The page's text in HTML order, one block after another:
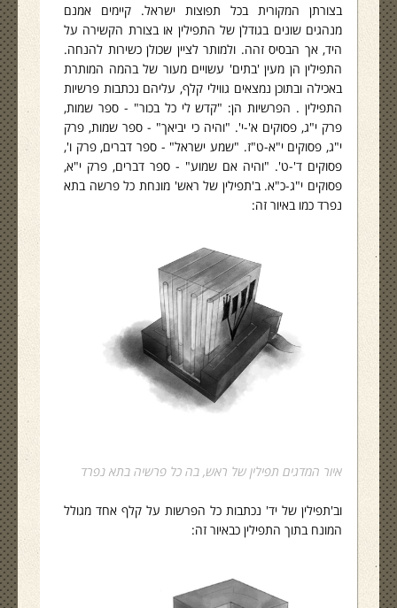
בצורתן המקורית בכל תפוצות ישראל. קיימים אמנם
מנהגים שונים בגודלן של התפילין או בצורת הקשירה על
היד, אך הבסיס זהה. ולמותר לציין שכולן כשירות להנחה.
התפילין הן מעין 'בתים' עשויים מעור של בהמה המותרת
באכילה ובתוכן נמצאים גווילי קלף, עליהם נכתבות פרשיות
התפילין . הפרשיות הן: "קדש לי כל בכור" - ספר שמות,
פרק י"ג, פסוקים א'-י'. "והיה כי יביאך" - ספר שמות, פרק
י"ג, פסוקים י"א-ט"ז. "שמע ישראל" - ספר דברים, פרק ו',
פסוקים ד'-ט'. "והיה אם שמוע" - ספר דברים, פרק י"א,
פסוקים י"ג-כ"א. ב'תפילין של ראש' מונחת כל פרשה בתא
נפרד כמו באיור זה:
איור המדגים תפילין של ראש, בה כל פרשיה בתא נפרד
וב'תפילין של יד' נכתבות כל הפרשות על קלף אחד מגולל
המונח בתוך התפילין כבאיור זה: